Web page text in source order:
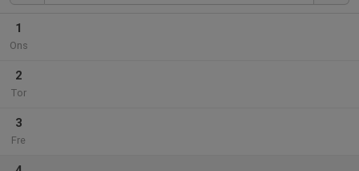
1
Ons
2
Tor
3
Fre